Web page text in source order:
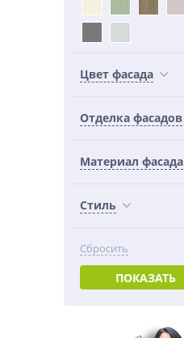
Цвет фасада
Отделка фасадов
Материал фасада
Стиль
Сбросить
ПОКАЗАТЬ